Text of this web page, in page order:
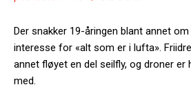
Der snakker 19-åringen blant annet
interesse for «alt som er i lufta».
annet fløyet en del seilfly, og droner er
med.